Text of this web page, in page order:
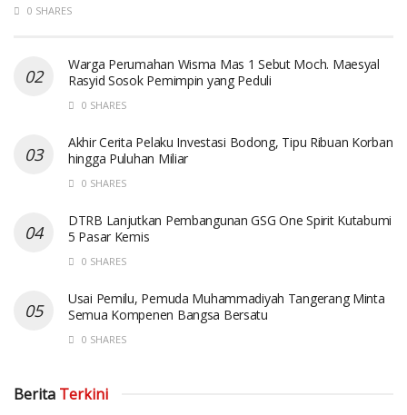
0 SHARES
Warga Perumahan Wisma Mas 1 Sebut Moch. Maesyal
Rasyid Sosok Pemimpin yang Peduli
0 SHARES
Akhir Cerita Pelaku Investasi Bodong, Tipu Ribuan Korban
hingga Puluhan Miliar
0 SHARES
DTRB Lanjutkan Pembangunan GSG One Spirit Kutabumi
5 Pasar Kemis
0 SHARES
Usai Pemilu, Pemuda Muhammadiyah Tangerang Minta
Semua Kompenen Bangsa Bersatu
0 SHARES
Berita Terkini